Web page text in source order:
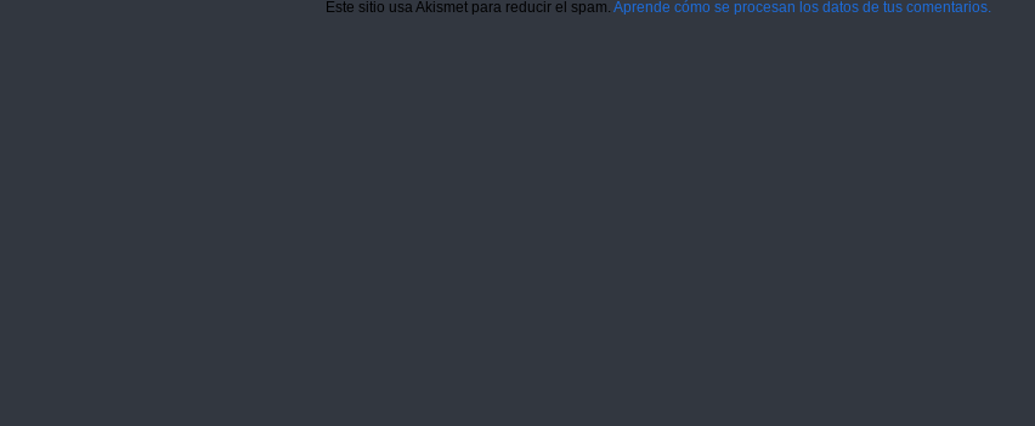
Este sitio usa Akismet para reducir el spam. Aprende cómo se procesan los datos de tus comentarios.